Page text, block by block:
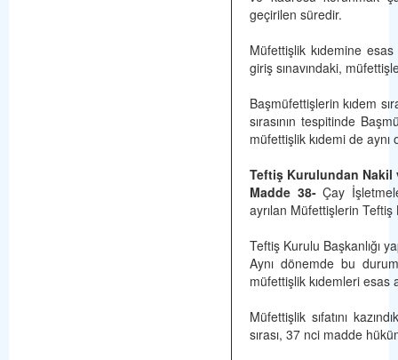
geçirilen süredir.
Müfettişlik kıdemine esas
giriş sınavındaki,
Başmüfettişlerin kıdem
sırasının tespitinde
müfettişlik kıdemi de aynı
Teftiş Kurulundan Nakil
Madde 38-Çay
ayrılan Müfettişlerin Teftiş
Teftiş Kurulu Başkanlığı
Aynı dönemde bu
müfettişlik kıdemleri esas
Müfettişlik sıfatını
sırası, 37 nci madde